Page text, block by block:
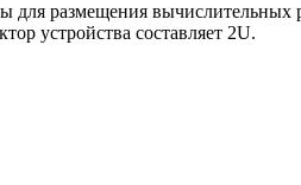
для размещения
устройства составляет 2U.